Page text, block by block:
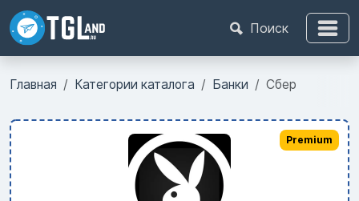
Поиск
Главная Категории каталога Банки Сбер
Premium